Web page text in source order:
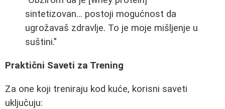
sintetizovan... postoji mogućnost da
ugrožavaš zdravlje. To je moje mišljenje u
suštini."
Praktični Saveti za Trening
Za one koji treniraju kod kuće, korisni saveti
uključuju: